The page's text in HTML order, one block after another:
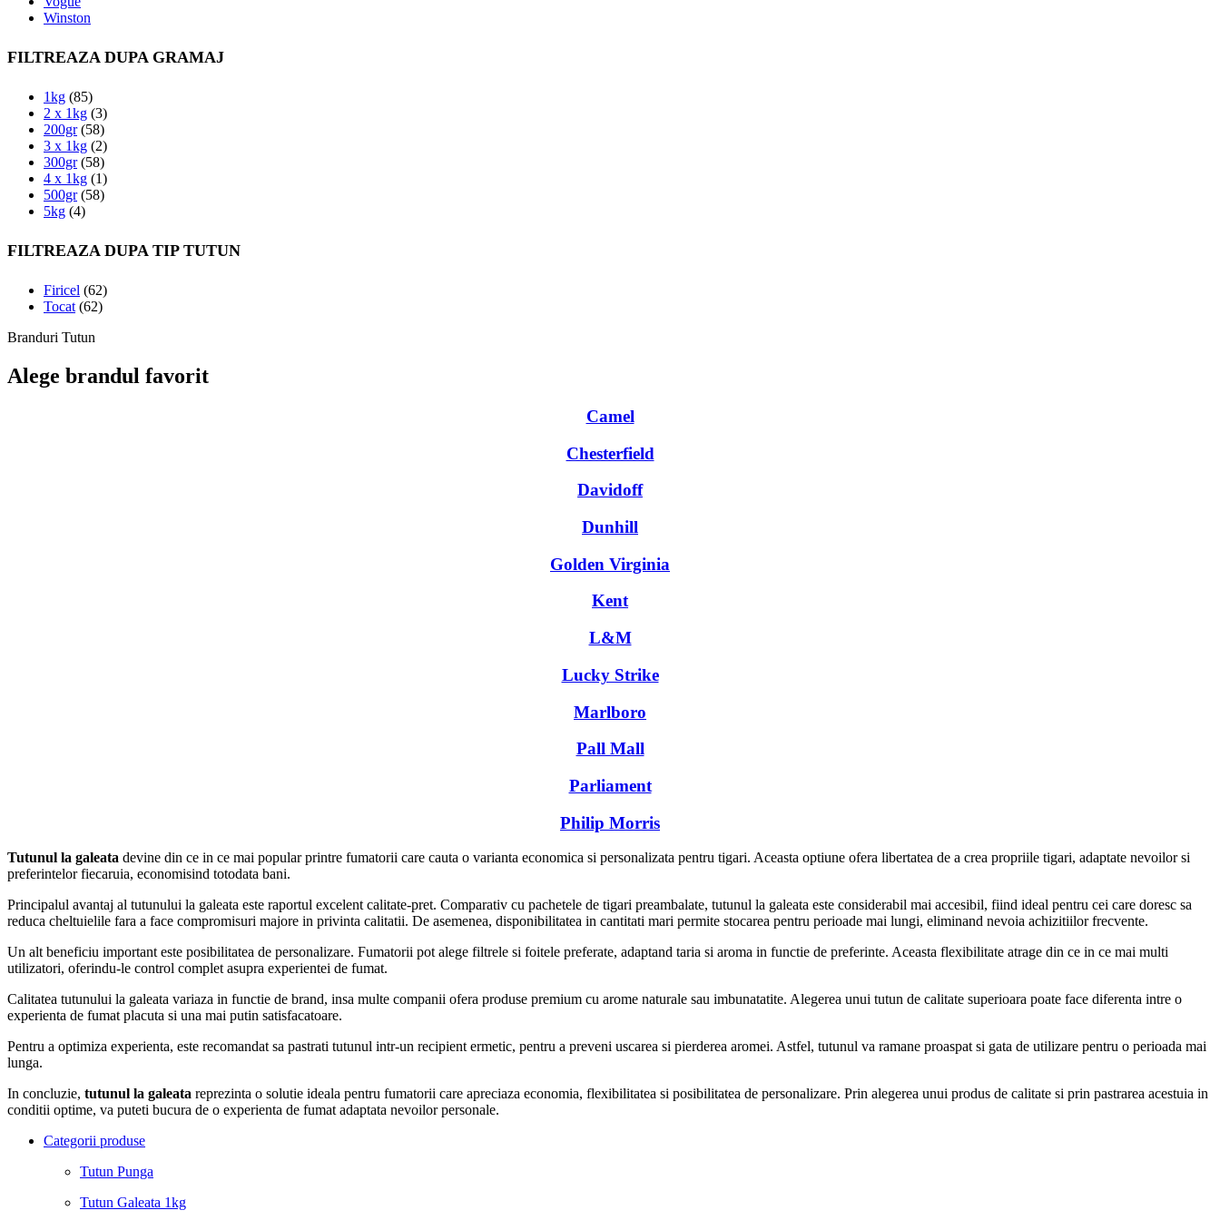
Winston
FILTREAZA DUPA GRAMAJ
1kg (85)
2 x 1kg (3)
200gr (58)
3 x 1kg (2)
300gr (58)
4 x 1kg (1)
500gr (58)
5kg (4)
FILTREAZA DUPA TIP TUTUN
Firicel (62)
Tocat (62)
Branduri Tutun
Alege brandul favorit
Camel
Chesterfield
Davidoff
Dunhill
Golden Virginia
Kent
L&M
Lucky Strike
Marlboro
Pall Mall
Parliament
Philip Morris
Tutunul la galeata devine din ce in ce mai popular printre fumatorii care cauta o varianta economica si personalizata pentru tigari. Aceasta optiune ofera libertatea de a crea propriile tigari, adaptate nevoilor si
preferintelor fiecaruia, economisind totodata bani.
Principalul avantaj al tutunului la galeata este raportul excelent calitate-pret. Comparativ cu pachetele de tigari preambalate, tutunul la galeata este considerabil mai accesibil, fiind ideal pentru cei care doresc sa
reduca cheltuielile fara a face compromisuri majore in privinta calitatii. De asemenea, disponibilitatea in cantitati mari permite stocarea pentru perioade mai lungi, eliminand nevoia achizitiilor frecvente.
Un alt beneficiu important este posibilitatea de personalizare. Fumatorii pot alege filtrele si foitele preferate, adaptand taria si aroma in functie de preferinte. Aceasta flexibilitate atrage din ce in ce mai multi
utilizatori, oferindu-le control complet asupra experientei de fumat.
Calitatea tutunului la galeata variaza in functie de brand, insa multe companii ofera produse premium cu arome naturale sau imbunatatite. Alegerea unui tutun de calitate superioara poate face diferenta intre o
experienta de fumat placuta si una mai putin satisfacatoare.
Pentru a optimiza experienta, este recomandat sa pastrati tutunul intr-un recipient ermetic, pentru a preveni uscarea si pierderea aromei. Astfel, tutunul va ramane proaspat si gata de utilizare pentru o perioada mai
lunga.
In concluzie, tutunul la galeata reprezinta o solutie ideala pentru fumatorii care apreciaza economia, flexibilitatea si posibilitatea de personalizare. Prin alegerea unui produs de calitate si prin pastrarea acestuia in
conditii optime, va puteti bucura de o experienta de fumat adaptata nevoilor personale.
Categorii produse
Tutun Punga
Tutun Galeata 1kg